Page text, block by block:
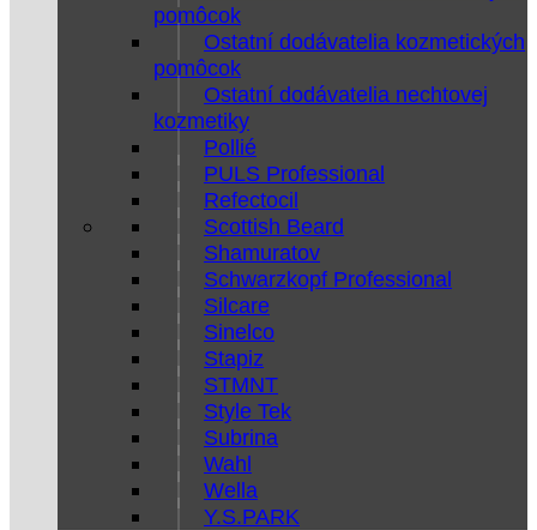
pomôcok
Ostatní dodávatelia kozmetických
pomôcok
Ostatní dodávatelia nechtovej
kozmetiky
Pollié
PULS Professional
Refectocil
Scottish Beard
Shamuratov
Schwarzkopf Professional
Silcare
Sinelco
Stapiz
STMNT
Style Tek
Subrina
Wahl
Wella
Y.S.PARK